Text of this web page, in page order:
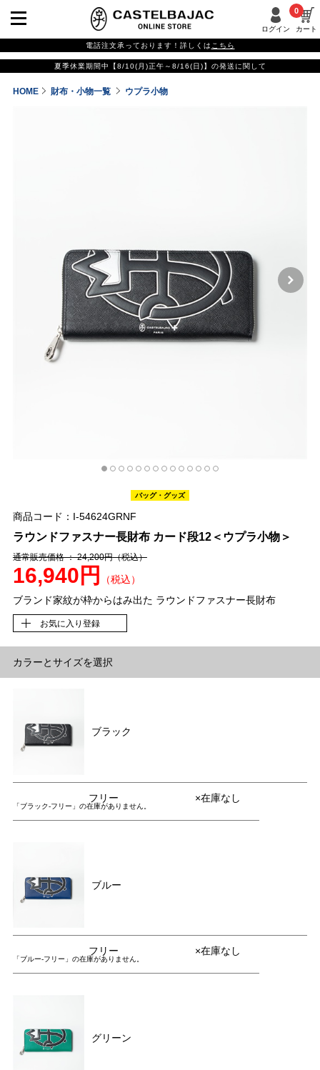
ログイン カート
0
電話注文承っております！詳しくは こちら
夏季休業期間中【8/10(月)正午～8/16(日)】の発送に関して
HOME 財布・小物一覧 ウプラ小物
バッグ・グッズ
商品コード：I-54624GRNF
ラウンドファスナー長財布 カード段12＜ウプラ小物＞
通常販売価格 ： 24,200円（税込）
16,940円
（税込）
ブランド家紋が枠からはみ出た ラウンドファスナー長財布
お気に入り登録
カラーとサイズを選択
ブラック
フリー ×在庫なし
「ブラック-フリー」の在庫がありません。
ブルー
フリー ×在庫なし
「ブルー-フリー」の在庫がありません。
グリーン